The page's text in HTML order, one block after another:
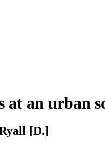
an urban
[D.]